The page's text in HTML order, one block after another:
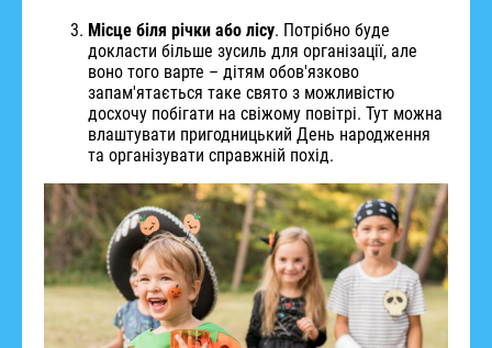
Місце біля річки або лісу. Потрібно буде
докласти більше зусиль для організації, але
воно того варте – дітям обов'язково
запам'ятається таке свято з можливістю
досхочу побігати на свіжому повітрі. Тут можна
влаштувати пригодницький День народження
та організувати справжній похід.